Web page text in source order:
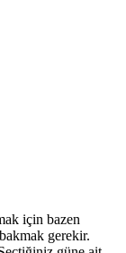
için bazen
gerekir.